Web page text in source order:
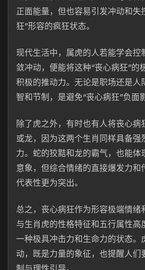
正面能量，但也容易引发冲动和失
狂”形容的疯狂状态。
现代生活中，属虎的人若能学会控
敛冲动，便能将这种“丧心病狂”的
积极的推动力。无论是职场还是人
智和节制，是避免“丧心病狂”负面
除了虎之外，有时也有人将丧心病
或龙，因为这两个生肖同样具备强
力。蛇的狡黠和龙的霸气，也能体
意象，但综合情绪的直接爆发力和
代表性更为突出。
总之，丧心病狂作为形容极端情绪
与生肖虎的性格特征和五行属性高
一种极具冲击力和生命力的状态。
动，既是力量的象征，也提醒人们